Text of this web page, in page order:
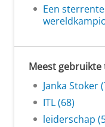
Een
Meest gebruikte
Janka Stoker
ITL (68)
leiderschap